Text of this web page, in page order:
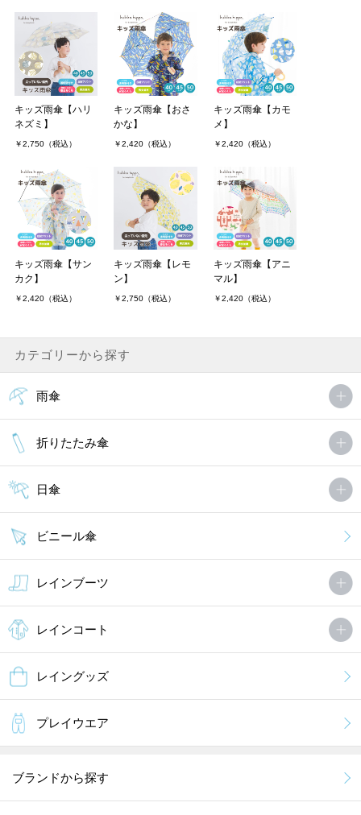
無料のラッピングもあって届いたら、とても喜び部屋の中で傘をさ
していました。
960daikiさん（2件） 購入者
非公開 投稿日：2021年06月11日
めちゃくちゃ可愛い商品です！
ますw
こんな可愛い商品をありがとうございます&#128522;
MORE
キッズ雨傘【ハリ
ネズミ】
￥2,750（税込）
キッズ雨傘【おさ
かな】
￥2,420（税込）
キッズ雨傘【カモ
メ】
￥2,420（税込）
キッズ雨傘【サン
カク】
￥2,420（税込）
キッズ雨傘【レモ
ン】
￥2,750（税込）
キッズ雨傘【アニ
マル】
￥2,420（税込）
カテゴリーから探す
雨傘
折りたたみ傘
日傘
ビニール傘
レインブーツ
レインコート
レイングッズ
プレイウエア
ブランドから探す